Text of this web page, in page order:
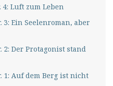
4: Luft zum Leben
3: Ein Seelenroman, aber
2: Der Protagonist stand
1: Auf dem Berg ist nicht